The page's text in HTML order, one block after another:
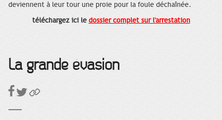
deviennent à leur tour une proie pour la foule déchaînée.
téléchargez ici le dossier complet sur l'arrestation
La grande évasion